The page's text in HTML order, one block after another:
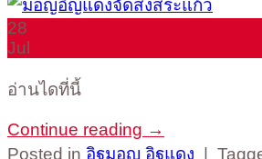
28
Jul
อ่านไดที่นี้
Continue reading →
Posted in อิฐมอญ อิฐแดง